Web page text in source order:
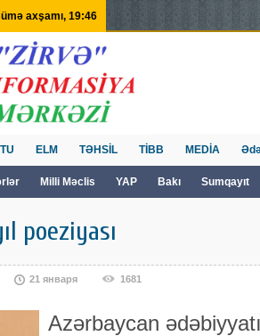
axşamı, 19:46
Milli Məclis YAP Bakı Sumqayıt
ELM TƏHSİL TİBB MEDİA
poeziyası
21 января 1681
Azərbaycan